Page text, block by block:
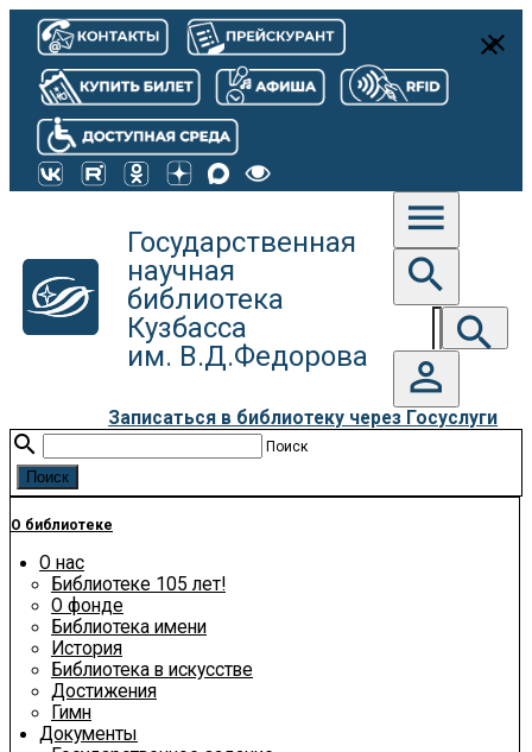
Государственная
научная
библиотека
Кузбасса
им. В.Д.Федорова
menu
search
search
person_outline
Записаться в библиотеку через Госуслуги
close
search Поиск
О библиотеке
О нас
Библиотеке 105 лет!
О фонде
Библиотека имени
История
Библиотека в искусстве
Достижения
Гимн
Документы
close